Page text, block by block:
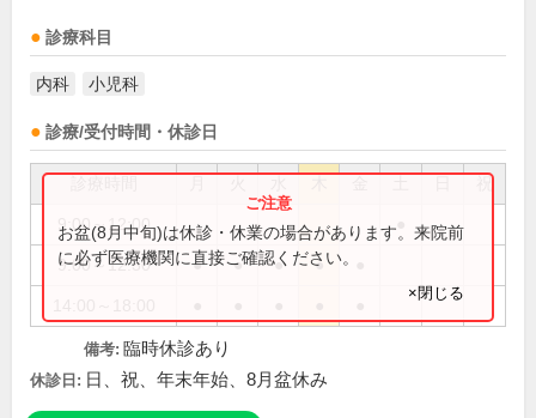
診療科目
内科 小児科
診療/受付時間・休診日
祝
9:00～12:00
9:00～12:30 ● ● ● ●
お盆(8月中旬)は休診・休業の場合があります。来院前
に必ず医療機関に直接ご確認ください。
×閉じる
備考: 臨時休診あり
休診日: 日、祝、年末年始、8月盆休み